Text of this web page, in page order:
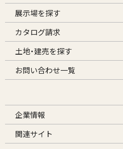
展示場を探す
カタログ請求
土地・建売を探す
お問い合わせ一覧
企業情報
関連サイト